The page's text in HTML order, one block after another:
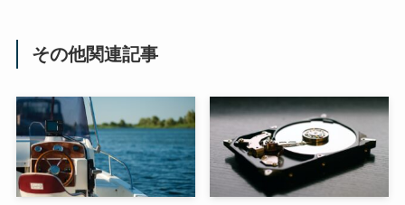
その他関連記事